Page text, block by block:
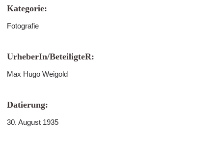
Kategorie:
Fotografie
UrheberIn/BeteiligteR:
Max Hugo Weigold
Datierung:
30. August 1935